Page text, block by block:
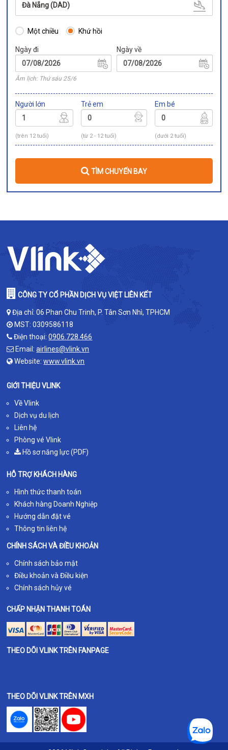
Đà Nẵng (DAD)
Một chiều Khứ hồi
Ngày đi
Âm lịch: Thứ sáu 25/6
Ngày về
Người lớn
(trên 12 tuổi)
Trẻ em
(từ 2 - 12 tuổi)
Em bé
(dưới 2 tuổi)
TÌM CHUYẾN BAY
CÔNG TY CỔ PHẦN DỊCH VỤ VIỆT LIÊN KẾT
Địa chỉ: 06 Phan Chu Trinh, P. Tân Sơn Nhì, TPHCM
MST: 0309586118
Điện thoại:0906.728.466
Email:airlines@vlink.vn
Website:www.vlink.vn
GIỚI THIỆU VLINK
Về Vlink
Dịch vụ du lịch
Liên hệ
Phòng vé Vlink
Hồ sơ năng lực (PDF)
HỖ TRỢ KHÁCH HÀNG
Hình thức thanh toán
Khách hàng Doanh Nghiệp
Hướng dẫn đặt vé
Thông tin liên hệ
CHÍNH SÁCH VÀ ĐIỀU KHOẢN
Chính sách bảo mật
Điều khoản và Điều kiện
Chính sách hủy vé
CHẤP NHẬN THANH TOÁN
THEO DÕI VLINK TRÊN FANPAGE
THEO DÕI VLINK TRÊN MXH